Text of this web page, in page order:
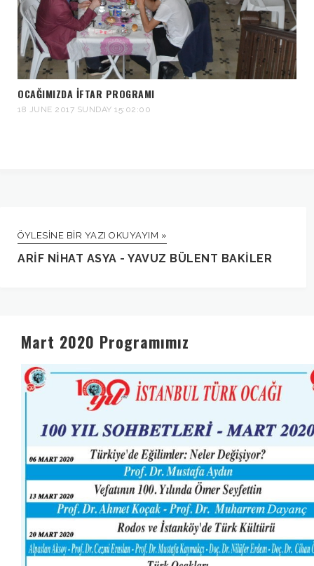
OCAĞIMIZDA İFTAR PROGRAMI
18 JUNE 2017 SUNDAY 15:02:00
ÖYLESINE BIR YAZI OKUYAYIM »
ARIF NIHAT ASYA - YAVUZ BÜLENT BAKILER
Mart 2020 Programımız